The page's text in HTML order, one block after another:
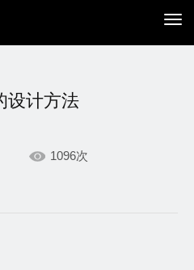
界打造更加
设计方法
1096次